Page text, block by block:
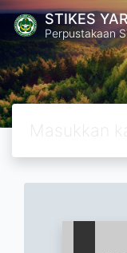
STIKES
Perpustakaan